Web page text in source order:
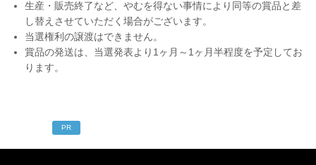
生産・販売終了など、やむを得ない事情により同等の賞品と差
し替えさせていただく場合がございます。
当選権利の譲渡はできません。
賞品の発送は、当選発表より1ヶ月～1ヶ月半程度を予定してお
ります。
PR